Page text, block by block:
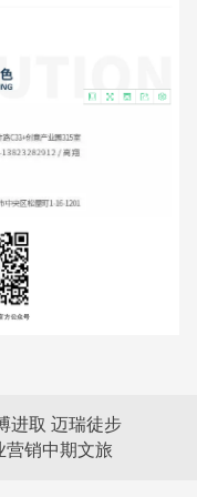
进取 迈瑞徒步
营销中期文旅